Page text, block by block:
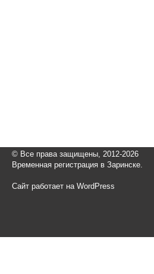
© Все права защищены, 2012-2026
Временная регистрация в Заринске.
Сайт работает на WordPress